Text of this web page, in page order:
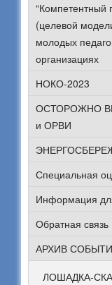
“Компетентный
(целевой
молодых
организациях
НОКО-2023
ОСТОРОЖНО
и ОРВИ
Специальная
Информация
Обратная связь
АРХИВ
ЛОШАДКА-